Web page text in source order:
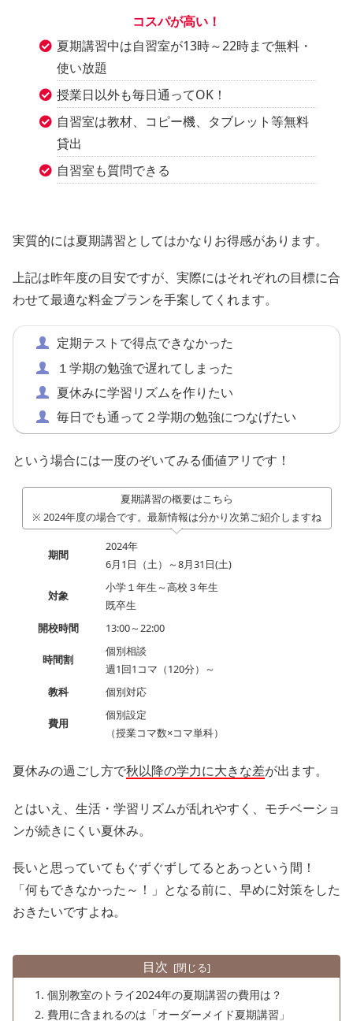
コスパが高い！
夏期講習中は自習室が13時～22時まで無料・
使い放題
授業日以外も毎日通ってOK！
自習室は教材、コピー機、タブレット等無料
貸出
自習室も質問できる
実質的には夏期講習としてはかなりお得感があります。
上記は昨年度の目安ですが、実際にはそれぞれの目標に合
わせて最適な料金プランを手案してくれます。
定期テストで得点できなかった
１学期の勉強で遅れてしまった
夏休みに学習リズムを作りたい
毎日でも通って２学期の勉強につなげたい
という場合には一度のぞいてみる価値アリです！
夏期講習の概要はこちら
※ 2024年度の場合です。最新情報は分かり次第ご紹介しますね
期間
2024年
6月1日（土）～8月31日(土)
対象
小学１年生～高校３年生
既卒生
開校時間
13:00～22:00
時間割
個別相談
週1回1コマ（120分）～
教科
個別対応
費用
個別設定
（授業コマ数×コマ単科）
夏休みの過ごし方で秋以降の学力に大きな差が出ます。
とはいえ、生活・学習リズムが乱れやすく、モチベーショ
ンが続きにくい夏休み。
長いと思っていてもぐずぐずしてるとあっという間！
「何もできなかった～！」となる前に、早めに対策をした
おきたいですよね。
目次
個別教室のトライ2024年の夏期講習の費用は？
費用に含まれるのは「オーダーメイド夏期講習」